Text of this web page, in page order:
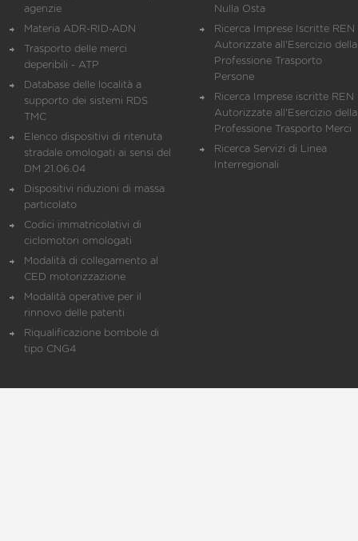
agenzie
Materia ADR-RID-ADN
Trasporto delle merci
deperibili - ATP
Database delle località a
supporto dei sistemi RDS
TMC
Elenco dispositivi di ritenuta
stradale omologati ai sensi del
DM 21.06.04
Dispositivi riduzioni di massa
particolato
Codici immatricolativi di
ciclomotori omologati
Modalità di collegamento al
CED motorizzazione
Modalità operative per il
rinnovo delle patenti
Riqualificazione bombole di
tipo CNG4
Nulla Osta
Ricerca Imprese Iscritte REN
Autorizzate all'Esercizio della
Professione Trasporto
Persone
Ricerca Imprese iscritte REN
Autorizzate all'Esercizio della
Professione Trasporto Merci
Ricerca Servizi di Linea
Interregionali